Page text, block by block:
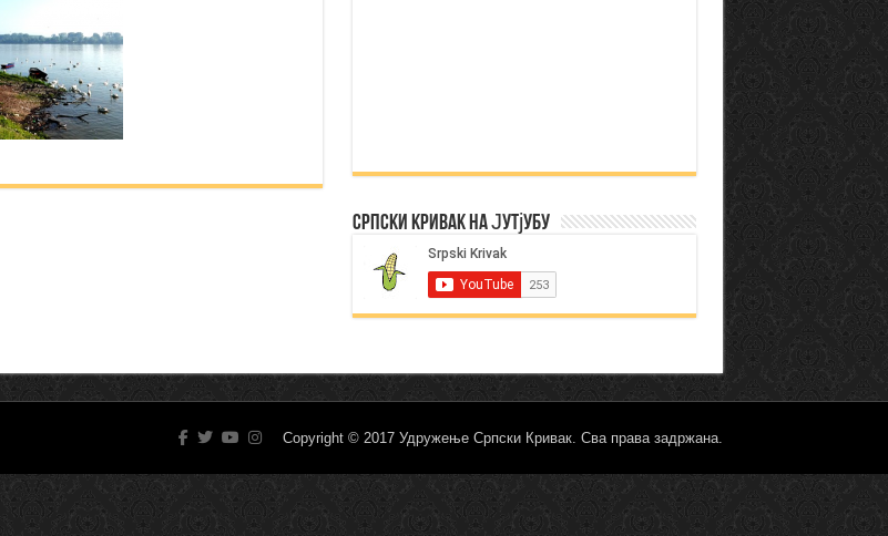
Српски Кривак на Јутјубу
Copyright © 2017 Удружење Српски Кривак. Сва права задржана.